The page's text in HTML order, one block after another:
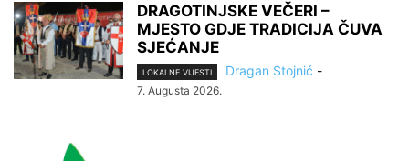
DRAGOTINJSKE VEČERI –
MJESTO GDJE TRADICIJA ČUVA
SJEĆANJE
LOKALNE VIJESTI Dragan Stojnić -
7. Augusta 2026.